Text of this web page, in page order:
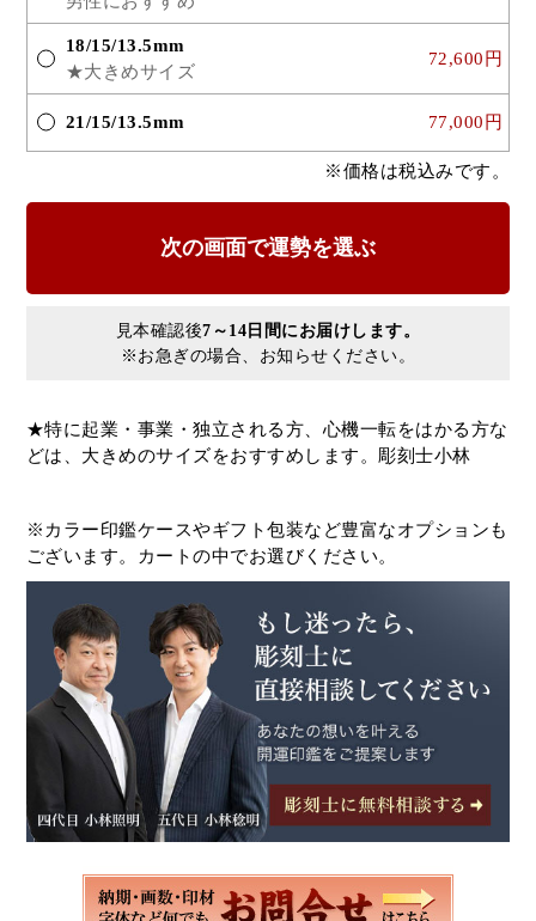
18/15/13.5mm
★大きめサイズ
72,600円
21/15/13.5mm 77,000円
※価格は税込みです。
見本確認後7～14日間にお届けします。
※お急ぎの場合、お知らせください。
★特に起業・事業・独立される方、心機一転をはかる方な
どは、大きめのサイズをおすすめします。彫刻士小林
※カラー印鑑ケースやギフト包装など豊富なオプションも
ございます。カートの中でお選びください。